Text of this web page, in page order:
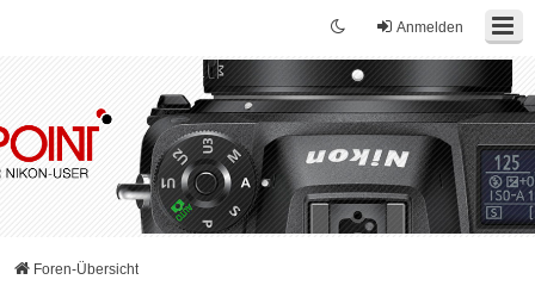
Anmelden
Foren-Übersicht